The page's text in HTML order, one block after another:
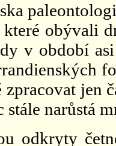
obývali
v období
zpracovat jen
stále narůstá
odkryty